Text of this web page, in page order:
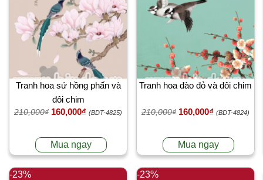
Tranh hoa sứ hồng phấn và
đôi chim
210,000₫ 160,000₫ (BDT-4825)
Mua ngay
Tranh hoa đào đỏ và đôi chim
210,000₫ 160,000₫ (BDT-4824)
Mua ngay
-23% -23%